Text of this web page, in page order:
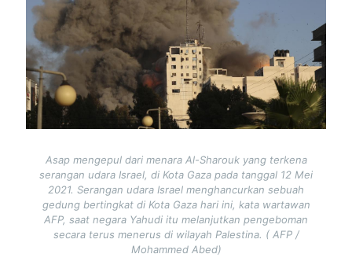
Asap mengepul dari menara Al-Sharouk yang terkena
serangan udara Israel, di Kota Gaza pada tanggal 12 Mei
2021. Serangan udara Israel menghancurkan sebuah
gedung bertingkat di Kota Gaza hari ini, kata wartawan
AFP, saat negara Yahudi itu melanjutkan pengeboman
secara terus menerus di wilayah Palestina. ( AFP /
Mohammed Abed)